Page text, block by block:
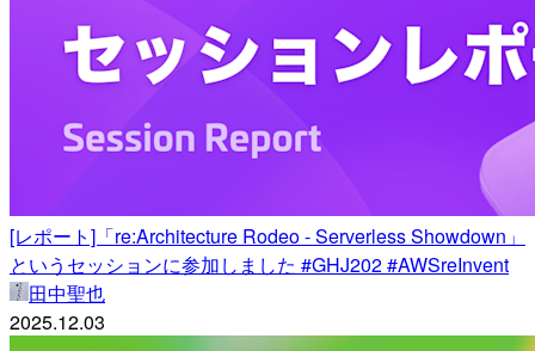
[レポート]「re:Architecture Rodeo - Serverless Showdown」
というセッションに参加しました #GHJ202 #AWSreInvent
田中聖也
2025.12.03